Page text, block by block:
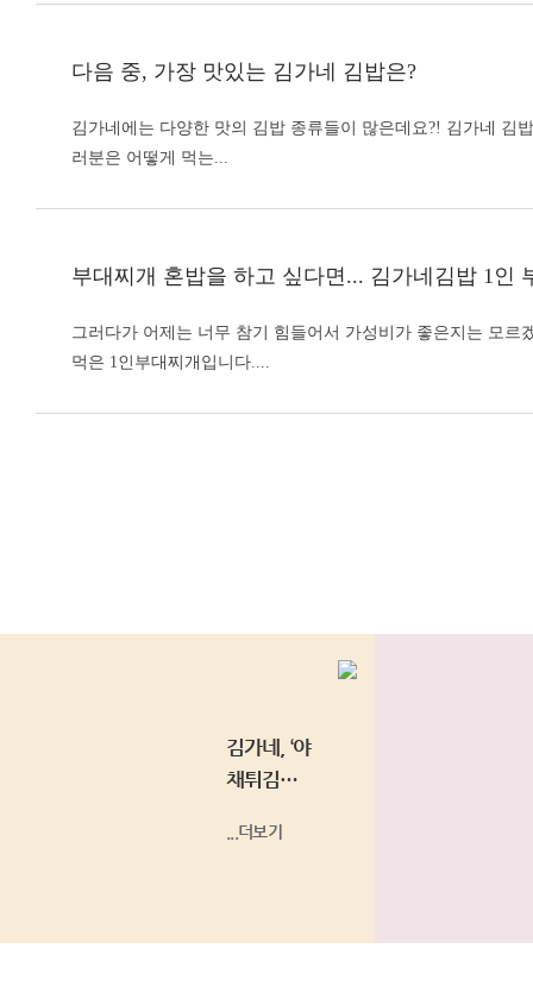
다음 중, 가장 맛있는 김가네 김밥은?
김가네에는 다양한 맛의 김밥 종류들이 많은데요?! 김가네 김밥
러분은 어떻게 먹는...
부대찌개 혼밥을 하고 싶다면... 김가네김밥 1인
그러다가 어제는 너무 참기 힘들어서 가성비가 좋은지는 모
먹은 1인부대찌개입니다....
김가네 , ‘야
채튀김우
김밥’ 등 소
...더보기